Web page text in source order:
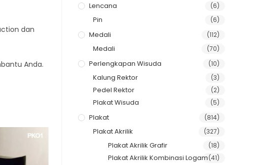
dan
Anda.
Lencana (6)
Pin (6)
Medali (112)
Medali (70)
Perlengkapan Wisuda (10)
Kalung Rektor (3)
Pedel Rektor (2)
Plakat Wisuda (5)
Plakat (814)
Plakat Akrilik (327)
Plakat Akrilik Grafir (18)
Plakat Akrilik Kombinasi Logam(41)